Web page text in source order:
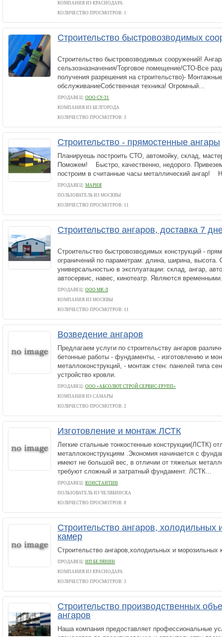
КОМПАНИЯ ИЗ КРАСНОДАРА
КОЛИЧЕСТВО ПРОСМОТРОВ: 1
Строительство быстровозводимых
Строительство быстровозводимых сооружений!
сельзозназначения/Торговое помещение/СТО-Все
получения разрешения на строительство)-
обслуживаниеСобственная техника! Огромный...
ПРОДАВЕЦ: ООО СУ-31
КОМПАНИЯ ИЗ БЕЛГОРОДА
КОЛИЧЕСТВО ПРОСМОТРОВ: 3
Строительство - прямостенные ангары
Планируешь построить СТО, автомойку, склад,
Поможем! Быстро, качественно, недорого.
построим в считанные часы металлический ангар!
ПРОДАВЕЦ: МАРИЯ
ПОЛЬЗОВАТЕЛЬ ИЗ МОСКВЫ
КОЛИЧЕСТВО ПРОСМОТРОВ: 11
Строительство ангаров, доставка 7
Строительство быстровозводимых конструкций -
ограничений по параметрам: длина, ширина, высота.
универсальностью в эксплуатации: склад, ангар,
автосервис, навес, кинотеатр. Являются
ПРОДАВЕЦ: ООО МК-Л
КОМПАНИЯ ИЗ МОСКВЫ
КОЛИЧЕСТВО ПРОСМОТРОВ: 11
Возведение ангаров
Предлагаем услуги по строительству ангаров
бетонные работы - фундаменты, - изготовлению и
металлоконструкций, - монтаж стен: панелей типа
устройство кровли.
ПРОДАВЕЦ: ООО «АБСОЛЮТ СТРОЙ СЕРВИС-ГРУПП»
КОМПАНИЯ ИЗ САМАРЫ
КОЛИЧЕСТВО ПРОСМОТРОВ: 2
Изготовление и монтаж ЛСТК
Легкие стальные тонкостенные конструкции(ЛСТК)
металлоконструкциям .Экономия начинается с
имеют не большой вес, в отличии от тяжелых
требуют сложный и затратный фундамент. ЛСТК...
ПРОДАВЕЦ: КОНСТАНТИН
ПОЛЬЗОВАТЕЛЬ ИЗ ЧЕЛЯБИНСКА
КОЛИЧЕСТВО ПРОСМОТРОВ: 8
Строительство ангаров, холодильных
камер
Строительство ангаров,холодильных и морозильных
ПРОДАВЕЦ: ИП БЕЛЯНИН
КОМПАНИЯ ИЗ КРАСНОДАРА
КОЛИЧЕСТВО ПРОСМОТРОВ: 3
Строительство производственных
ангаров
Наша компания предоставляет профессиональные